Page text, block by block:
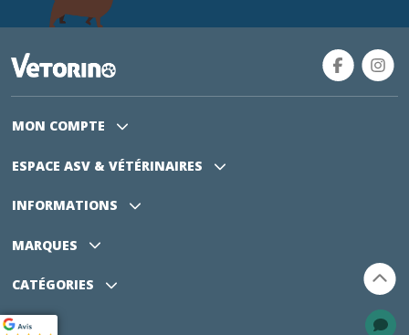
MON COMPTE
ESPACE ASV & VÉTÉRINAIRES
INFORMATIONS
MARQUES
CATÉGORIES